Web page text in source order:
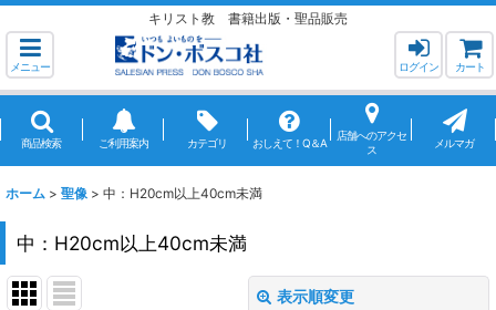
キリスト教 書籍出版・聖品販売
メニュー ログイン カート
商品検索 ご利用案内 カテゴリ おしえて！Q＆A
店舗へのアクセ
ス
メルマガ
ホーム > 聖像 > 中：H20cm以上40cm未満
中：H20cm以上40cm未満
表示順変更